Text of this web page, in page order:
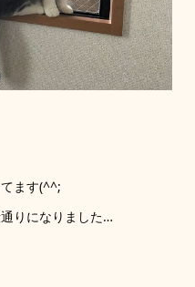
ます(^^;
りになりました…